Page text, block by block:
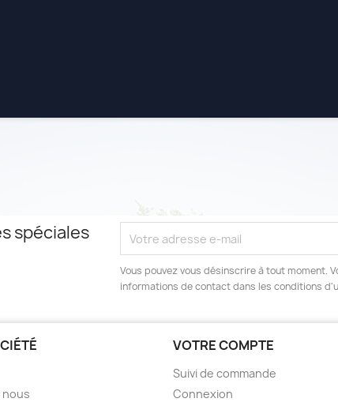
spéciales
Vous pouvez vous désinscrire à tout moment.
informations de contact dans les conditions
nous
VOTRE COMPTE
Suivi de commande
Connexion